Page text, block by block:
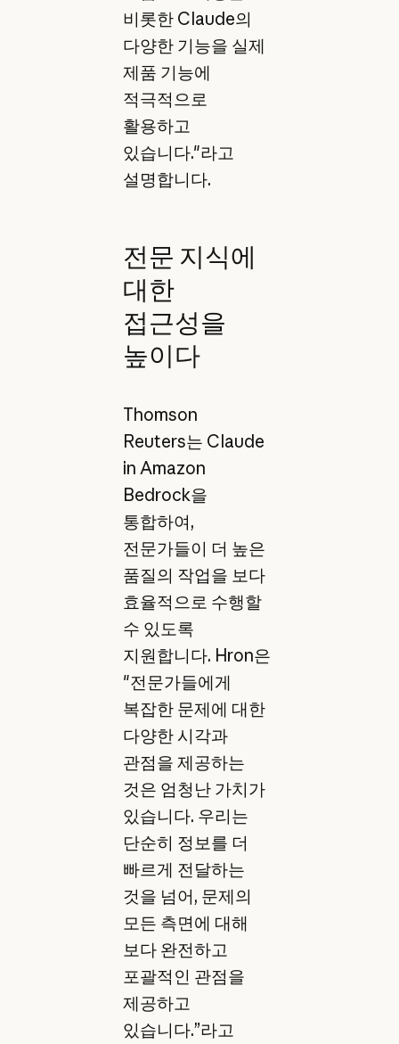
비롯한 Claude의
다양한 기능을 실제
제품 기능에
적극적으로
활용하고
있습니다."라고
설명합니다.
전문 지식에
대한
접근성을
높이다
Thomson
Reuters는 Claude
in Amazon
Bedrock을
통합하여,
전문가들이 더 높은
품질의 작업을 보다
효율적으로 수행할
수 있도록
지원합니다. Hron은
"전문가들에게
복잡한 문제에 대한
다양한 시각과
관점을 제공하는
것은 엄청난 가치가
있습니다. 우리는
단순히 정보를 더
빠르게 전달하는
것을 넘어, 문제의
모든 측면에 대해
보다 완전하고
포괄적인 관점을
제공하고
있습니다.”라고